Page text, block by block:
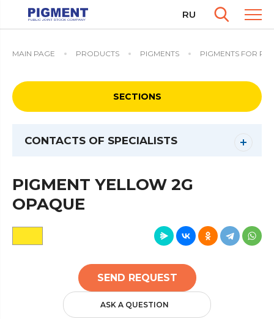
RU
MAIN PAGE PRODUCTS PIGMENTS PIGMENTS FOR
SECTIONS
CONTACTS OF SPECIALISTS
PIGMENT YELLOW 2G
OPAQUE
SEND REQUEST
ASK A QUESTION